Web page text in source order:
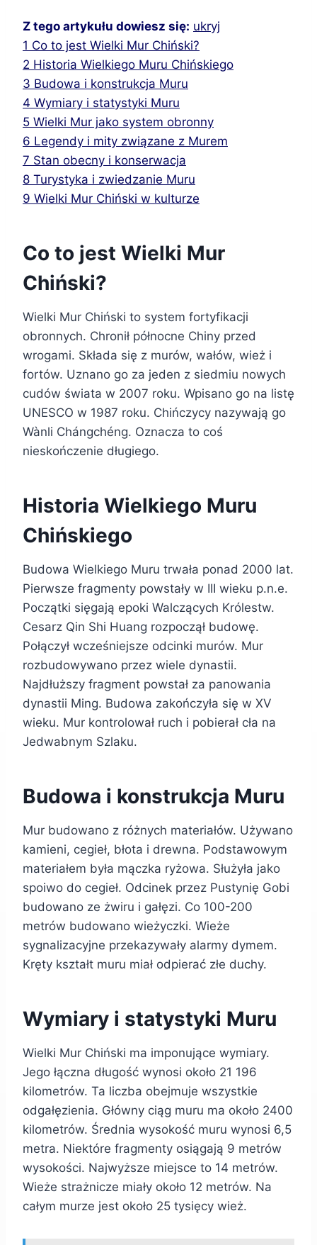
Z tego artykułu dowiesz się: ukryj
1 Co to jest Wielki Mur Chiński?
2 Historia Wielkiego Muru Chińskiego
3 Budowa i konstrukcja Muru
4 Wymiary i statystyki Muru
5 Wielki Mur jako system obronny
6 Legendy i mity związane z Murem
7 Stan obecny i konserwacja
8 Turystyka i zwiedzanie Muru
9 Wielki Mur Chiński w kulturze
Co to jest Wielki Mur
Chiński?
Wielki Mur Chiński to system fortyfikacji
obronnych. Chronił północne Chiny przed
wrogami. Składa się z murów, wałów, wież i
fortów. Uznano go za jeden z siedmiu nowych
cudów świata w 2007 roku. Wpisano go na listę
UNESCO w 1987 roku. Chińczycy nazywają go
Wànli Chángchéng. Oznacza to coś
nieskończenie długiego.
Historia Wielkiego Muru
Chińskiego
Budowa Wielkiego Muru trwała ponad 2000 lat.
Pierwsze fragmenty powstały w III wieku p.n.e.
Początki sięgają epoki Walczących Królestw.
Cesarz Qin Shi Huang rozpoczął budowę.
Połączył wcześniejsze odcinki murów. Mur
rozbudowywano przez wiele dynastii.
Najdłuższy fragment powstał za panowania
dynastii Ming. Budowa zakończyła się w XV
wieku. Mur kontrolował ruch i pobierał cła na
Jedwabnym Szlaku.
Budowa i konstrukcja Muru
Mur budowano z różnych materiałów. Używano
kamieni, cegieł, błota i drewna. Podstawowym
materiałem była mączka ryżowa. Służyła jako
spoiwo do cegieł. Odcinek przez Pustynię Gobi
budowano ze żwiru i gałęzi. Co 100-200
metrów budowano wieżyczki. Wieże
sygnalizacyjne przekazywały alarmy dymem.
Kręty kształt muru miał odpierać złe duchy.
Wymiary i statystyki Muru
Wielki Mur Chiński ma imponujące wymiary.
Jego łączna długość wynosi około 21 196
kilometrów. Ta liczba obejmuje wszystkie
odgałęzienia. Główny ciąg muru ma około 2400
kilometrów. Średnia wysokość muru wynosi 6,5
metra. Niektóre fragmenty osiągają 9 metrów
wysokości. Najwyższe miejsce to 14 metrów.
Wieże strażnicze miały około 12 metrów. Na
całym murze jest około 25 tysięcy wież.